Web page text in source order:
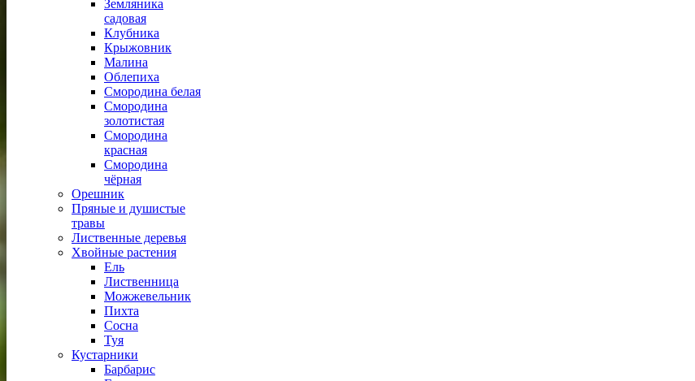
Земляника
садовая
Клубника
Крыжовник
Малина
Облепиха
Смородина белая
Смородина
золотистая
Смородина
красная
Смородина
чёрная
Орешник
Пряные и душистые
травы
Лиственные деревья
Хвойные растения
Ель
Лиственница
Можжевельник
Пихта
Сосна
Туя
Кустарники
Барбарис